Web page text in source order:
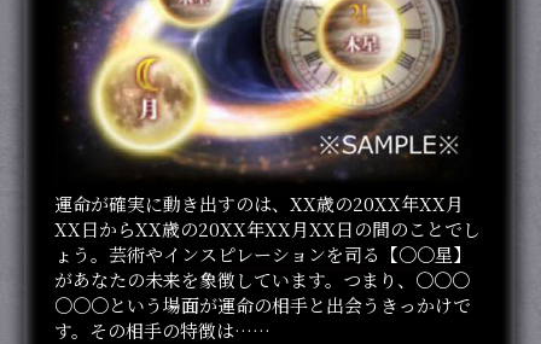
運命が確実に動き出すのは、XX歳の20XX年XX月
XX日からXX歳の20XX年XX月XX日の間のことでし
ょう。芸術やインスピレーションを司る【〇〇星】
があなたの未来を象徴しています。つまり、〇〇〇
〇〇〇という場面が運命の相手と出会うきっかけで
す。その相手の特徴は……